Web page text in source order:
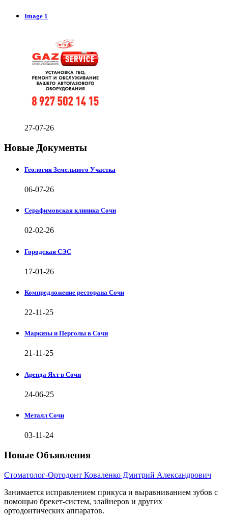
Image 1
27-07-26
Новые Документы
Геология Земельного Участка
06-07-26
Серафимовская клиника Сочи
02-02-26
Городская СЭС
17-01-26
Компредложение ресторана Сочи
22-11-25
Маркизы и Перголы в Сочи
21-11-25
Аренда Яхт в Сочи
24-06-25
Металл Сочи
03-11-24
Новые Объявления
Стоматолог-Ортодонт Коваленко Дмитрий Александрович
Занимается исправлением прикуса и выравниванием зубов с
помощью брекет-систем, элайнеров и других
ортодонтических аппаратов.